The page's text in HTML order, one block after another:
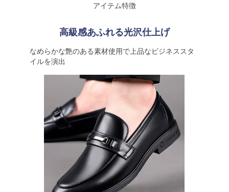
アイテム特徴
高級感あふれる光沢仕上げ
なめらかな艶のある素材使用で上品なビジネススタ
イルを演出